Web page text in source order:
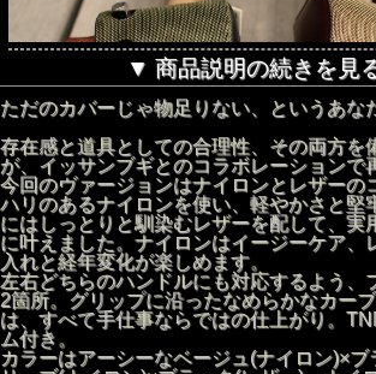
▼ 商品説明の続きを見
ただのカバーじゃ物足りない、というあな
存在感と道具としての合理性、その両方を
が、イッサンブギとのコラボレーションで
今回のヴァージョンはナイロンとレザーの
ハリのあるナイロンを使い、軽やかさと堅
にはしっとりと馴染むレザーを配して、実
に叶えました。ナイロンはイージーケア、
入れと経年変化が楽しめます。
左右どちらのハンドルにも対応するよう、
2箇所。グリップに沿ったなめらかなカー
は、すべて手仕事ならではの仕上がり。
ム付き。
カラーはアーシーなベージュ(ナイロン)×